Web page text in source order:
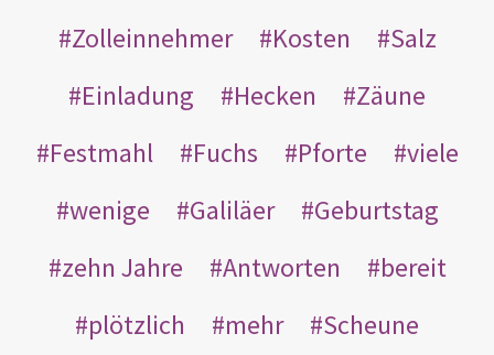
Zolleinnehmer
Kosten
Salz
Einladung
Hecken
Zäune
Festmahl
Fuchs Pforte
viele
wenige
Galiläer
Geburtstag
zehn Jahre
Antworten
bereit
plötzlich
mehr
Scheune